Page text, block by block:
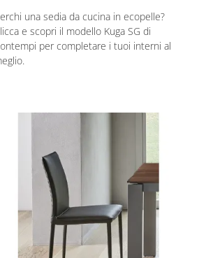
una sedia da cucina in ecopelle?
e scopri il modello Kuga SG di
per completare i tuoi interni al